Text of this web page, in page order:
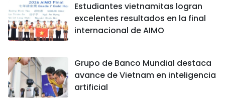
Estudiantes vietnamitas logran
excelentes resultados en la final
internacional de AIMO
Grupo de Banco Mundial destaca
avance de Vietnam en inteligencia
artificial